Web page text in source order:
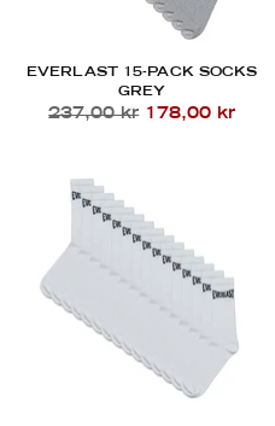
EVERLAST 15-PACK SOCKS
GREY
Regular
237,00 kr 178,00 kr